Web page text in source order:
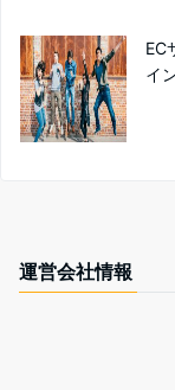
EC
イ
運営会社情報